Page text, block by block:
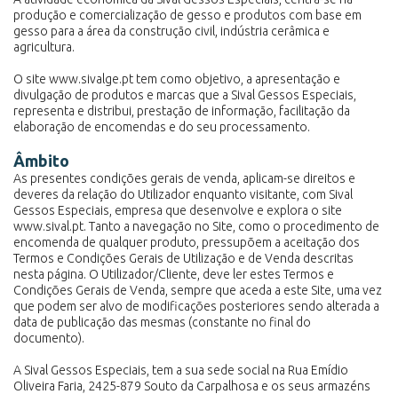
produção e comercialização de gesso e produtos com base em
gesso para a área da construção civil, indústria cerâmica e
agricultura.
O site www.sivalge.pt tem como objetivo, a apresentação e
divulgação de produtos e marcas que a Sival Gessos Especiais,
representa e distribui, prestação de informação, facilitação da
elaboração de encomendas e do seu processamento.
Âmbito
As presentes condições gerais de venda, aplicam-se direitos e
deveres da relação do Utilizador enquanto visitante, com Sival
Gessos Especiais, empresa que desenvolve e explora o site
www.sival.pt. Tanto a navegação no Site, como o procedimento de
encomenda de qualquer produto, pressupõem a aceitação dos
Termos e Condições Gerais de Utilização e de Venda descritas
nesta página. O Utilizador/Cliente, deve ler estes Termos e
Condições Gerais de Venda, sempre que aceda a este Site, uma vez
que podem ser alvo de modificações posteriores sendo alterada a
data de publicação das mesmas (constante no final do
documento).
A Sival Gessos Especiais, tem a sua sede social na Rua Emídio
Oliveira Faria, 2425-879 Souto da Carpalhosa e os seus armazéns